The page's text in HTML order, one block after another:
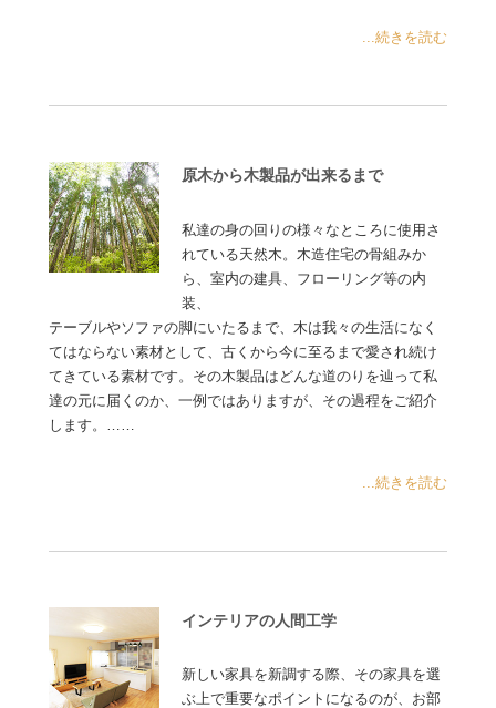
...続きを読む
原木から木製品が出来るまで
私達の身の回りの様々なところに使用さ
れている天然木。木造住宅の骨組みか
ら、室内の建具、フローリング等の内
装、
テーブルやソファの脚にいたるまで、木は我々の生活になく
てはならない素材として、古くから今に至るまで愛され続け
てきている素材です。その木製品はどんな道のりを辿って私
達の元に届くのか、一例ではありますが、その過程をご紹介
します。……
...続きを読む
インテリアの人間工学
新しい家具を新調する際、その家具を選
ぶ上で重要なポイントになるのが、お部